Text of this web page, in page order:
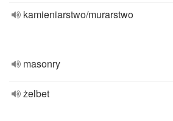
kamieniarstwo/murarstwo
masonry
żelbet